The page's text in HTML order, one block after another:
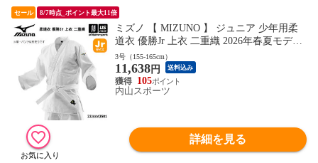
セール 8/7時点_ポイント最大11倍
ミズノ 【 MIZUNO 】 ジュニア 少年用柔
道衣 優勝Jr 上衣 二重織 2026年春夏モデル
【 22JAAA3501 柔道着 帯別売りこども キ
ッズ ジュニア 小学生 0～3B号 】【翌日配
達対象】[自社]
3号（155-165cm）
11,638円 送料込み
105
内山スポーツ
詳細を見る